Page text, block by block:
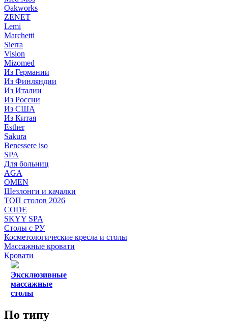
Oakworks
ZENET
Lemi
Marchetti
Sierra
Vision
Mizomed
Из Германии
Из Финляндии
Из Италии
Из России
Из США
Из Китая
Esther
Sakura
Benessere iso
SPA
Для больниц
AGA
OMEN
Шезлонги и качалки
ТОП столов 2026
CODE
SKYY SPA
Столы с РУ
Косметологические кресла и столы
Массажные кровати
Кровати
Эксклюзивные
массажные
столы
По типу